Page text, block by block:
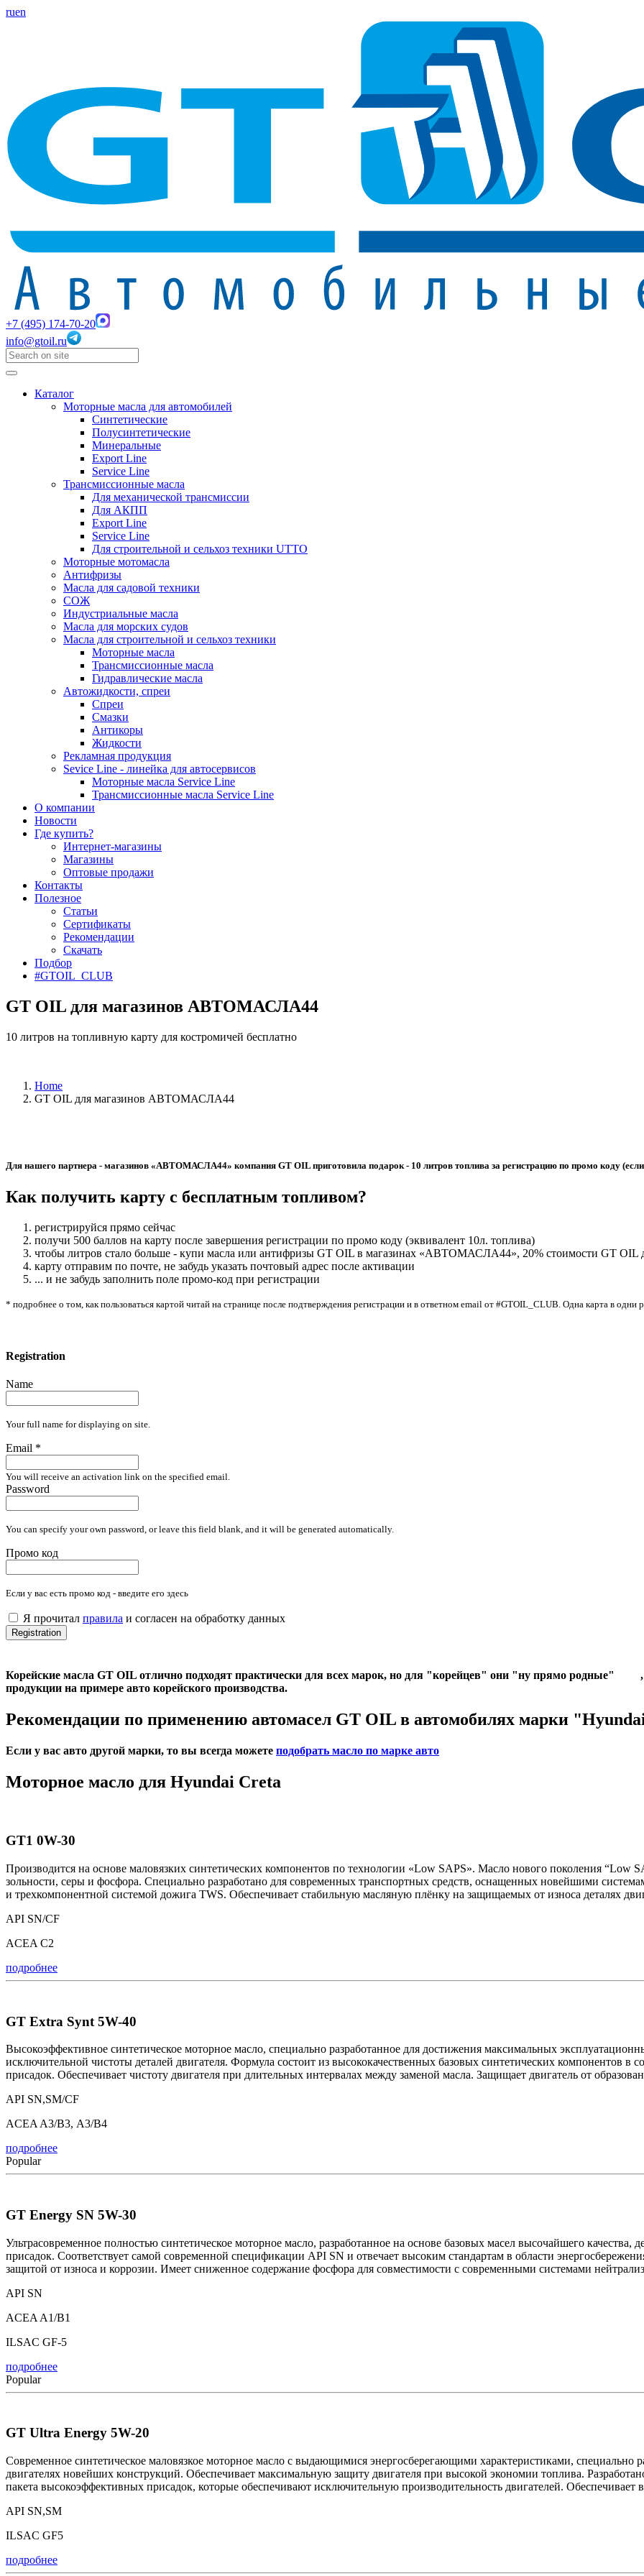
ruen
+7 (495) 174-70-20
info@gtoil.ru
Каталог
Моторные масла для автомобилей
Синтетические
Полусинтетические
Минеральные
Export Line
Service Line
Трансмиссионные масла
Для механической трансмиссии
Для АКПП
Export Line
Service Line
Для строительной и сельхоз техники UTTO
Моторные мотомасла
Антифризы
Масла для садовой техники
СОЖ
Индустриальные масла
Масла для морских судов
Масла для строительной и сельхоз техники
Моторные масла
Трансмиссионные масла
Гидравлические масла
Автожидкости, спреи
Спреи
Смазки
Антикоры
Жидкости
Рекламная продукция
Sevice Line - линейка для автосервисов
Моторные масла Service Line
Трансмиссионные масла Service Line
О компании
Новости
Где купить?
Интернет-магазины
Магазины
Оптовые продажи
Контакты
Полезное
Статьи
Сертификаты
Рекомендации
Скачать
Подбор
#GTOIL_CLUB
GT OIL для магазинов АВТОМАСЛА44
10 литров на топливную карту для костромичей бесплатно
Home
GT OIL для магазинов АВТОМАСЛА44
Для нашего партнера - магазинов «АВТОМАСЛА44» компания GT OIL приготовила подарок - 10 литров топлива за регистрацию по промо коду
Как получить карту с бесплатным топливом?
регистрируйся прямо сейчас
получи 500 баллов на карту после завершения регистрации по промо коду (эквивалент 10л. топлива)
чтобы литров стало больше - купи масла или антифризы GT OIL в магазинах «АВТОМАСЛА44», 20% стоимости GT OIL
карту отправим по почте, не забудь указать почтовый адрес после активации
... и не забудь заполнить поле промо-код при регистрации
* подробнее о том, как пользоваться картой читай на странице после подтверждения регистрации и в ответном email от #GTOIL_CLUB. Одна карта в одни
Registration
Name
Your full name for displaying on site.
Email *
You will receive an activation link on the specified email.
Password
You can specify your own password, or leave this field blank, and it will be generated automatically.
Промо код
Если у вас есть промо код - введите его здесь
Я прочитал правила и согласен на обработку данных
Registration
Корейские масла GT OIL отлично подходят практически для всех марок, но для "корейцев" они "ну прямо родные"
продукции на примере авто корейского производства.
Рекомендации по применению автомасел GT OIL в автомобилях марки
Если у вас авто другой марки, то вы всегда можете подобрать масло по марке авто
Моторное масло для Hyundai Creta
GT1 0W-30
Производится на основе маловязких синтетических компонентов по технологии «Low SAPS». Масло нового поколения “Low
зольности, серы и фосфора. Специально разработано для современных транспортных средств, оснащенных новейшими
и трехкомпонентной системой дожига TWS. Обеспечивает стабильную масляную плёнку на защищаемых от износа деталях
API SN/CF
ACEA C2
подробнее
GT Extra Synt 5W-40
Высокоэффективное синтетическое моторное масло, специально разработанное для достижения максимальных
исключительной чистоты деталей двигателя. Формула состоит из высококачественных базовых синтетических компонентов
присадок. Обеспечивает чистоту двигателя при длительных интервалах между заменой масла. Защищает двигатель от
API SN,SM/CF
ACEA A3/B3, А3/B4
подробнее
Popular
GT Energy SN 5W-30
Ультрасовременное полностью синтетическое моторное масло, разработанное на основе базовых масел высочайшего
присадок. Соответствует самой современной спецификации API SN и отвечает высоким стандартам в области
защитой от износа и коррозии. Имеет сниженное содержание фосфора для совместимости с современными системами
API SN
ACEA A1/B1
ILSAC GF-5
подробнее
Popular
GT Ultra Energy 5W-20
Современное синтетическое маловязкое моторное масло с выдающимися энергосберегающими характеристиками, специально
двигателях новейших конструкций. Обеспечивает максимальную защиту двигателя при высокой экономии топлива.
пакета высокоэффективных присадок, которые обеспечивают исключительную производительность двигателей.
API SN,SM
ILSAC GF5
подробнее